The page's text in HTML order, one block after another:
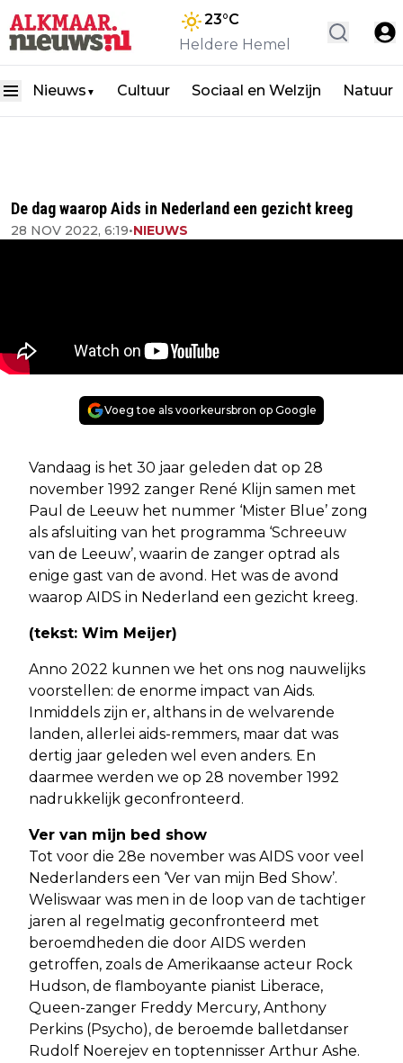
23°C
Heldere Hemel
Nieuws ▼ Cultuur Sociaal en Welzijn Natuur
De dag waarop Aids in Nederland een gezicht kreeg
28 NOV 2022, 6:19•NIEUWS
Voeg toe als voorkeursbron op Google
Vandaag is het 30 jaar geleden dat op 28
november 1992 zanger René Klijn samen met
Paul de Leeuw het nummer ‘Mister Blue’ zong
als afsluiting van het programma ‘Schreeuw
van de Leeuw’, waarin de zanger optrad als
enige gast van de avond. Het was de avond
waarop AIDS in Nederland een gezicht kreeg.
(tekst: Wim Meijer)
Anno 2022 kunnen we het ons nog nauwelijks
voorstellen: de enorme impact van Aids.
Inmiddels zijn er, althans in de welvarende
landen, allerlei aids-remmers, maar dat was
dertig jaar geleden wel even anders. En
daarmee werden we op 28 november 1992
nadrukkelijk geconfronteerd.
Ver van mijn bed show
Tot voor die 28e november was AIDS voor veel
Nederlanders een ‘Ver van mijn Bed Show’.
Weliswaar was men in de loop van de tachtiger
jaren al regelmatig geconfronteerd met
beroemdheden die door AIDS werden
getroffen, zoals de Amerikaanse acteur Rock
Hudson, de flamboyante pianist Liberace,
Queen-zanger Freddy Mercury, Anthony
Perkins (Psycho), de beroemde balletdanser
Rudolf Noerejev en toptennisser Arthur Ashe.